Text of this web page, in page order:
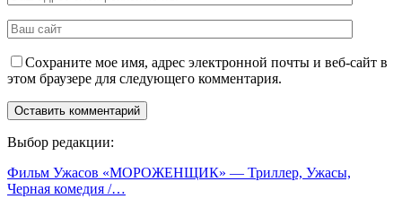
Сохраните мое имя, адрес электронной почты и веб-сайт в
этом браузере для следующего комментария.
Выбор редакции:
Фильм Ужасов «МОРОЖЕНЩИК» — Триллер, Ужасы,
Черная комедия /…